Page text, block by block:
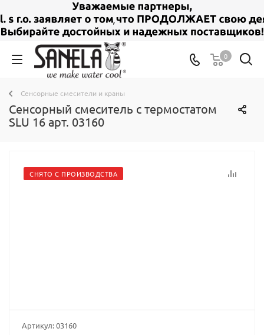
0
Сенсорные смесители и краны
Сенсорный смеситель c термостатом
SLU 16 арт. 03160
СНЯТО С ПРОИЗВОДСТВА
Артикул:03160